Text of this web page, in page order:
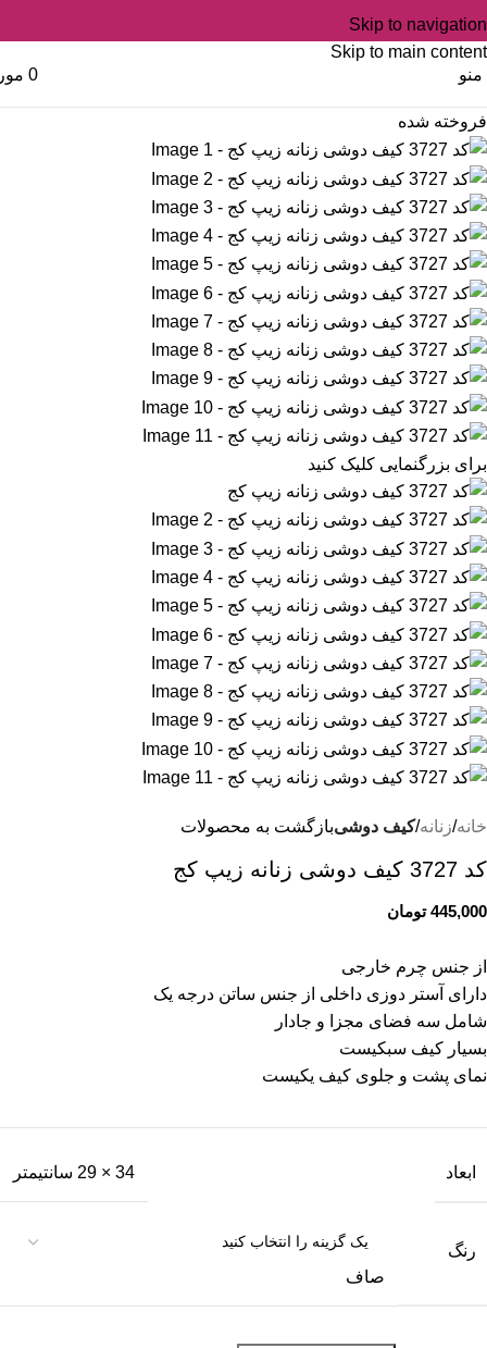
Skip to navigation
Skip to main content
منو
0
فروخته شده
برای بزرگنمایی کلیک کنید
خانه زنانه کیف دوشیبازگشت به محصولات
کد 3727 کیف دوشی زنانه زیپ کج
445,000 تومان
از جنس چرم خارجی
دارای آستر دوزی داخلی از جنس ساتن درجه یک
شامل سه فضای مجزا و جادار
بسیار کیف سبکیست
نمای پشت و جلوی کیف یکیست
ابعاد 34 × 29 سانتیمتر
رنگ
صاف